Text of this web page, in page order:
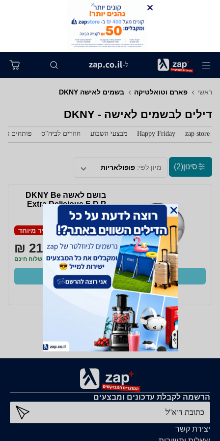
ל-
ראשי פארם וטואלטיקה בשמים לאישה DKNY
דילים לבשמים לאישה - DKNY
zap store
Happy Friday מבצעי השבוע חוזרים לביה"ס פותחים את
סינון(2) מיון לפי: פופולאריות
בושם לאשה DKNY Be
Extra Delicious E.D.P
100ml
מחיר מיוחד
215 ₪
משלוח חינם
קנו עכשיו
ב- Zap
יצירת קשר
הרשמה לקבלת עדכונים ומבצעים
כתובת דוא''ל